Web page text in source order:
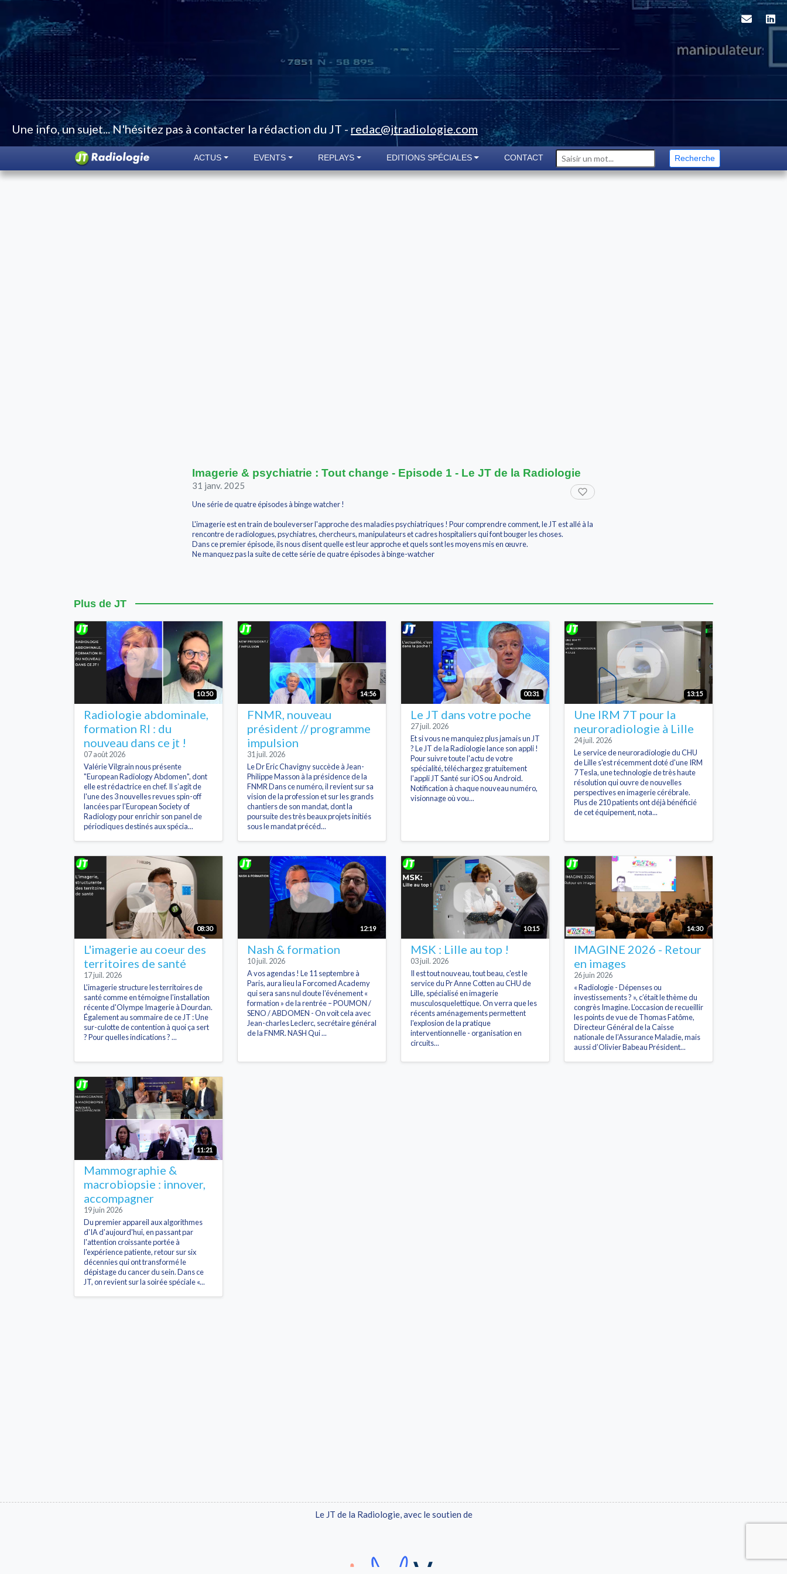
Une info, un sujet... N'hésitez pas à contacter la rédaction du JT - redac@jtradiologie.com
ACTUS EVENTS REPLAYS EDITIONS SPÉCIALES CONTACT Recherche
Imagerie & psychiatrie : Tout change - Episode 1 - Le JT de la Radiologie
31 janv. 2025
Une série de quatre épisodes à binge watcher !
L'imagerie est en train de bouleverser l'approche des maladies psychiatriques ! Pour comprendre comment, le JT est allé à la
rencontre de radiologues, psychiatres, chercheurs, manipulateurs et cadres hospitaliers qui font bouger les choses.
Dans ce premier épisode, ils nous disent quelle est leur approche et quels sont les moyens mis en œuvre.
Ne manquez pas la suite de cette série de quatre épisodes à binge-watcher
Plus de JT
10:50
Radiologie abdominale,
formation RI : du
nouveau dans ce jt !
07 août 2026
Valérie Vilgrain nous présente
"European Radiology Abdomen", dont
elle est rédactrice en chef. Il s’agit de
l'une des 3 nouvelles revues spin-off
lancées par l'European Society of
Radiology pour enrichir son panel de
périodiques destinés aux spécia...
14:56
FNMR, nouveau
président // programme
impulsion
31 juil. 2026
Le Dr Eric Chavigny succède à Jean-
Philippe Masson à la présidence de la
FNMR Dans ce numéro, il revient sur sa
vision de la profession et sur les grands
chantiers de son mandat, dont la
poursuite des très beaux projets initiés
sous le mandat précéd...
00:31
Le JT dans votre poche
27 juil. 2026
Et si vous ne manquiez plus jamais un JT
? Le JT de la Radiologie lance son appli !
Pour suivre toute l'actu de votre
spécialité, téléchargez gratuitement
l'appli JT Santé sur iOS ou Android.
Notification à chaque nouveau numéro,
visionnage où vou...
13:15
Une IRM 7T pour la
neuroradiologie à Lille
24 juil. 2026
Le service de neuroradiologie du CHU
de Lille s'est récemment doté d'une IRM
7 Tesla, une technologie de très haute
résolution qui ouvre de nouvelles
perspectives en imagerie cérébrale.
Plus de 210 patients ont déjà bénéficié
de cet équipement, nota...
08:30
L'imagerie au coeur des
territoires de santé
17 juil. 2026
L'imagerie structure les territoires de
santé comme en témoigne l'installation
récente d'Olympe Imagerie à Dourdan.
Également au sommaire de ce JT : Une
sur-culotte de contention à quoi ça sert
? Pour quelles indications ? ...
12:19
Nash & formation
10 juil. 2026
A vos agendas ! Le 11 septembre à
Paris, aura lieu la Forcomed Academy
qui sera sans nul doute l’événement «
formation » de la rentrée – POUMON /
SENO / ABDOMEN - On voit cela avec
Jean-charles Leclerc, secrétaire général
de la FNMR. NASH Qui ...
10:15
MSK : Lille au top !
03 juil. 2026
Il est tout nouveau, tout beau, c'est le
service du Pr Anne Cotten au CHU de
Lille, spécialisé en imagerie
musculosquelettique. On verra que les
récents aménagements permettent
l'explosion de la pratique
interventionnelle - organisation en
circuits...
14:30
IMAGINE 2026 - Retour
en images
26 juin 2026
« Radiologie - Dépenses ou
investissements ? », c’était le thème du
congrès Imagine. L’occasion de recueillir
les points de vue de Thomas Fatôme,
Directeur Général de la Caisse
nationale de l’Assurance Maladie, mais
aussi d’Olivier Babeau Président...
11:21
Mammographie &
macrobiopsie : innover,
accompagner
19 juin 2026
Du premier appareil aux algorithmes
d'IA d'aujourd'hui, en passant par
l'attention croissante portée à
l'expérience patiente, retour sur six
décennies qui ont transformé le
dépistage du cancer du sein. Dans ce
JT, on revient sur la soirée spéciale «...
Le JT de la Radiologie, avec le soutien de